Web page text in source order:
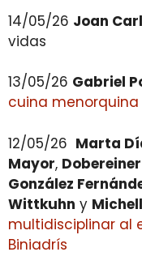
14/05/26 Joan
vidas
13/05/26 Gabriel
cuina menorquina
12/05/26 Marta
Mayor, Dobereiner
González
Wittkuhn y
multidisciplinar al
Biniadrís